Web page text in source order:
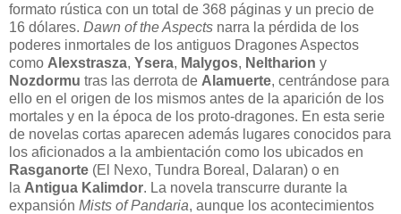
formato rústica con un total de 368 páginas y un precio de
16 dólares. Dawn of the Aspects narra la pérdida de los
poderes inmortales de los antiguos Dragones Aspectos
como Alexstrasza, Ysera, Malygos, Neltharion y
Nozdormu tras las derrota de Alamuerte, centrándose para
ello en el origen de los mismos antes de la aparición de los
mortales y en la época de los proto-dragones. En esta serie
de novelas cortas aparecen además lugares conocidos para
los aficionados a la ambientación como los ubicados en
Rasganorte (El Nexo, Tundra Boreal, Dalaran) o en
la Antigua Kalimdor. La novela transcurre durante la
expansión Mists of Pandaria, aunque los acontecimientos